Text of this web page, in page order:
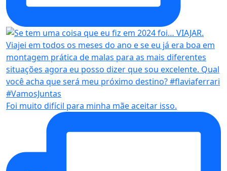
Foi muito difícil para minha mãe aceitar isso.